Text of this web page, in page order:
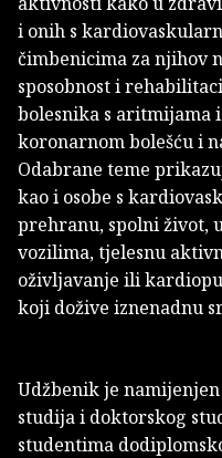
i onih s
čimbenicima za njihov
sposobnost i
bolesnika s aritmijama
koronarnom bolešću i
Odabrane teme
kao i osobe s
prehranu, spolni život,
vozilima, tjelesnu
oživljavanje ili
koji dožive iznenadnu
Udžbenik je
studija i doktorskog
studentima